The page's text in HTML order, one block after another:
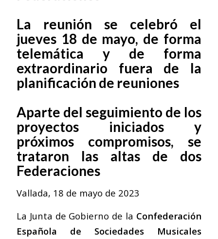
La reunión se celebró el
jueves 18 de mayo, de forma
telemática y de forma
extraordinario fuera de la
planificación de reuniones
Aparte del seguimiento de los
proyectos iniciados y
próximos compromisos, se
trataron las altas de dos
Federaciones
Vallada, 18 de mayo de 2023
La Junta de Gobierno de la Confederación
Española de Sociedades Musicales